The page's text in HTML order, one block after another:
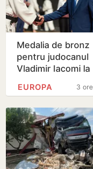
Medalia de bronz
pentru judocanul
Vladimir Iacomi la
tineret de la
3 ore
EUROPA